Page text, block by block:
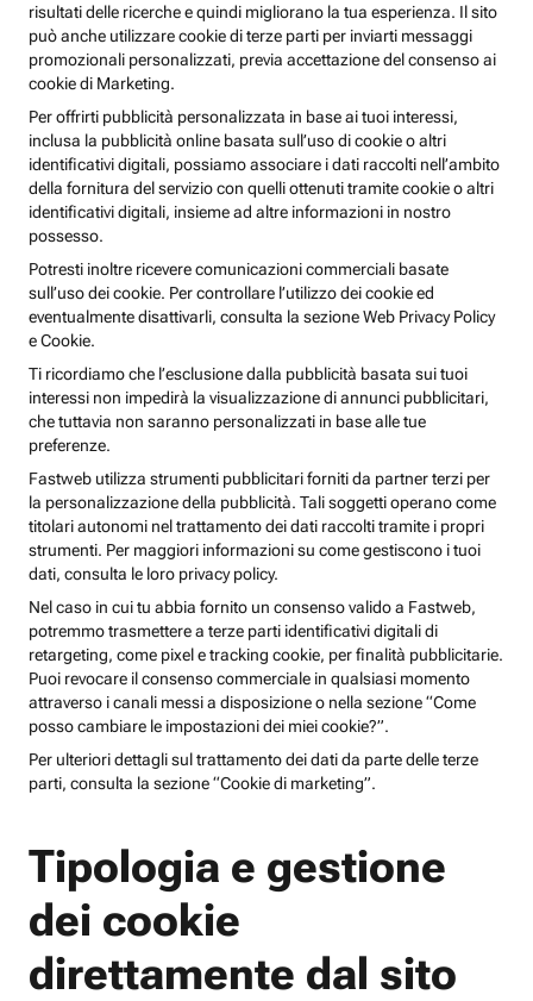
risultati delle ricerche e quindi migliorano la tua esperienza. Il sito
può anche utilizzare cookie di terze parti per inviarti messaggi
promozionali personalizzati, previa accettazione del consenso ai
cookie di Marketing.
Per offrirti pubblicità personalizzata in base ai tuoi interessi,
inclusa la pubblicità online basata sull’uso di cookie o altri
identificativi digitali, possiamo associare i dati raccolti nell’ambito
della fornitura del servizio con quelli ottenuti tramite cookie o altri
identificativi digitali, insieme ad altre informazioni in nostro
possesso.
Potresti inoltre ricevere comunicazioni commerciali basate
sull’uso dei cookie. Per controllare l’utilizzo dei cookie ed
eventualmente disattivarli, consulta la sezione Web Privacy Policy
e Cookie.
Ti ricordiamo che l’esclusione dalla pubblicità basata sui tuoi
interessi non impedirà la visualizzazione di annunci pubblicitari,
che tuttavia non saranno personalizzati in base alle tue
preferenze.
Fastweb utilizza strumenti pubblicitari forniti da partner terzi per
la personalizzazione della pubblicità. Tali soggetti operano come
titolari autonomi nel trattamento dei dati raccolti tramite i propri
strumenti. Per maggiori informazioni su come gestiscono i tuoi
dati, consulta le loro privacy policy.
Nel caso in cui tu abbia fornito un consenso valido a Fastweb,
potremmo trasmettere a terze parti identificativi digitali di
retargeting, come pixel e tracking cookie, per finalità pubblicitarie.
Puoi revocare il consenso commerciale in qualsiasi momento
attraverso i canali messi a disposizione o nella sezione “Come
posso cambiare le impostazioni dei miei cookie?”.
Per ulteriori dettagli sul trattamento dei dati da parte delle terze
parti, consulta la sezione “Cookie di marketing”.
Tipologia e gestione
dei cookie
direttamente dal sito